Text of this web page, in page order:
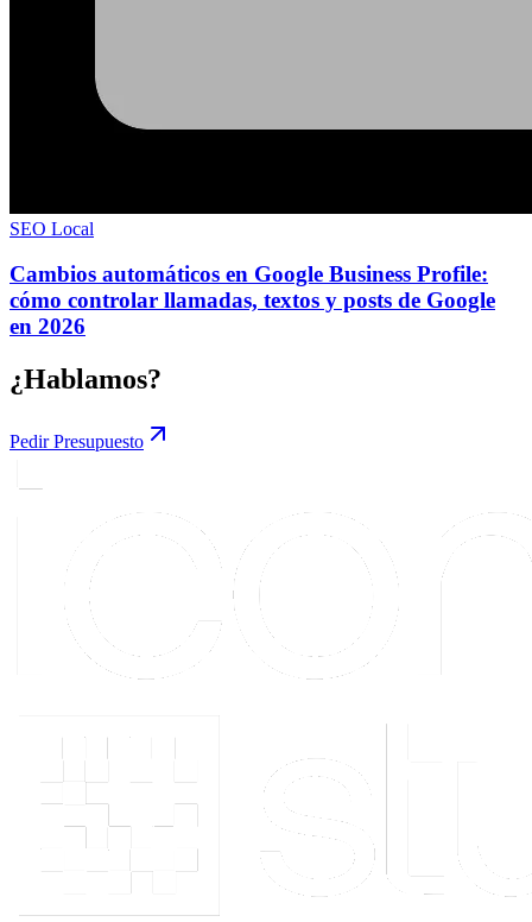
SEO Local
Cambios automáticos en Google Business Profile:
cómo controlar llamadas, textos y posts de Google
en 2026
¿Hablamos?
Pedir Presupuesto